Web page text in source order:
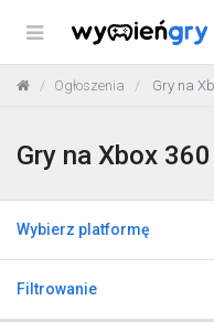
Menu
Ogłoszenia Gry na
Gry na Xbox 360
Wybierz platformę
Filtrowanie